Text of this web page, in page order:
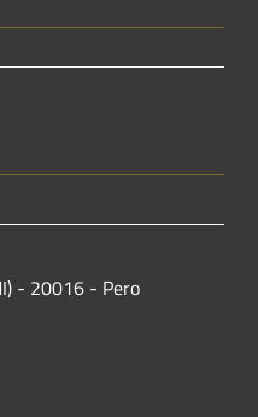
- 20016 - Pero